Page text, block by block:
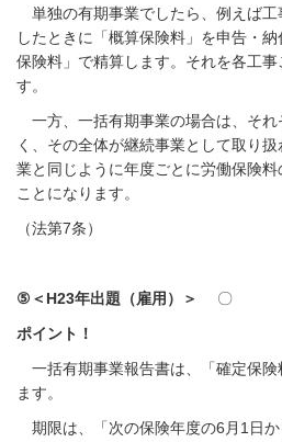
単独の有期事業でしたら、例えば工
したときに「概算保険料」を申告・
保険料」で精算します。それを各工
す。
一方、一括有期事業の場合は、そ
く、その全体が継続事業として取り
業と同じように年度ごとに労働保険
ことになります。
（法第7条）
⑤＜H23年出題（雇用）＞
〇
ポイント！
一括有期事業報告書は、「確定保険
ます。
期限は、「次の保険年度の6月1日